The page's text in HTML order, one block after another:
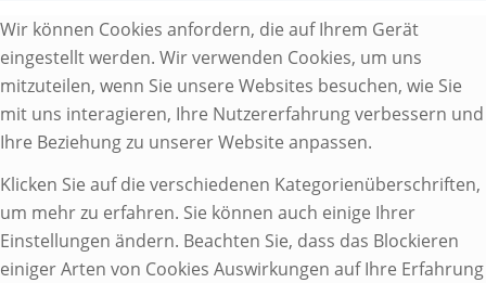
Wir können Cookies anfordern, die auf Ihrem Gerät
eingestellt werden. Wir verwenden Cookies, um uns
mitzuteilen, wenn Sie unsere Websites besuchen, wie Sie
mit uns interagieren, Ihre Nutzererfahrung verbessern und
Ihre Beziehung zu unserer Website anpassen.
Klicken Sie auf die verschiedenen Kategorienüberschriften,
um mehr zu erfahren. Sie können auch einige Ihrer
Einstellungen ändern. Beachten Sie, dass das Blockieren
einiger Arten von Cookies Auswirkungen auf Ihre Erfahrung